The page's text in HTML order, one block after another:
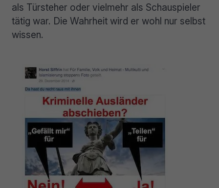
als Türsteher oder vielmehr als Schauspieler
tätig war. Die Wahrheit wird er wohl nur selbst
wissen.